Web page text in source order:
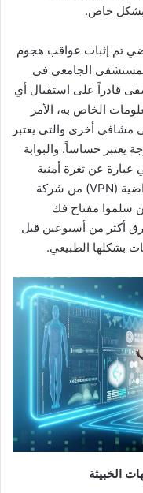
تم إثبات عواقب هجوم
الجامعي في
قادراً على استقبال أي
الخاص به، الأمر
مشافي أخرى والتي يعتبر
يعتبر حساساً. والبوابة
عن ثغرة أمنية
موجودة في برنامج الشبكة الخاصة الافتراضية (VPN) من شركة
سلموا مفتاح فك
أكثر من أسبوعين قبل
بشكلها الطبيعي.
الخبيثة